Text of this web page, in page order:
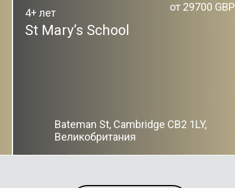
4+ лет
St Mary’s School
от 29700 GBP
Bateman St, Cambridge CB2 1LY,
Великобритания